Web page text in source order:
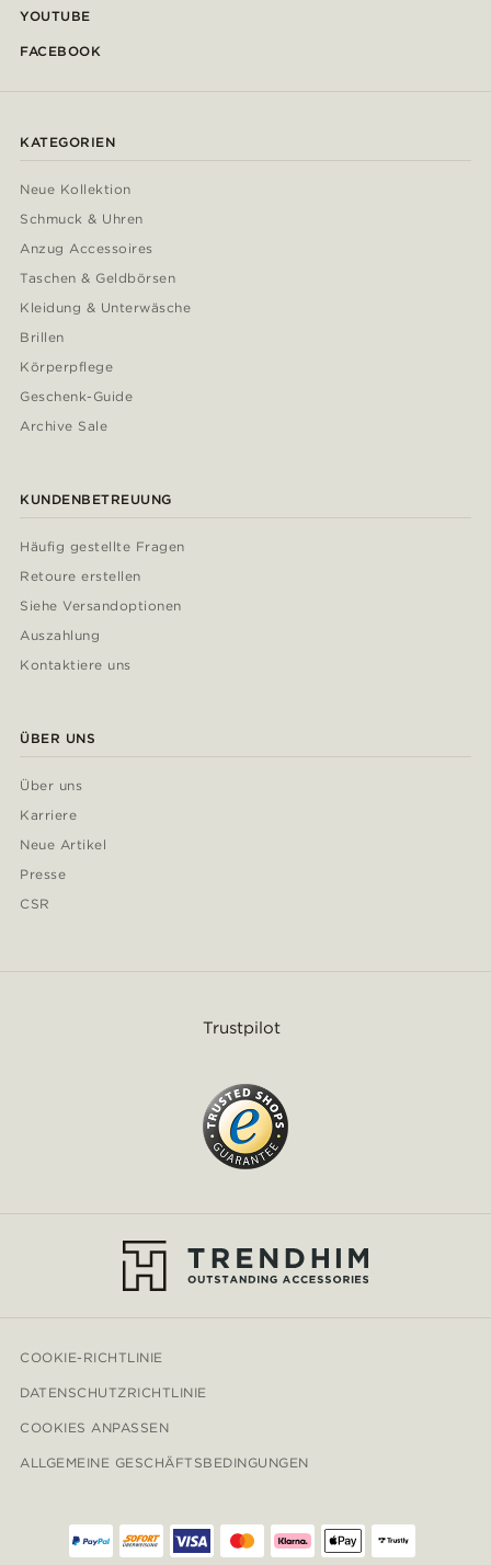
YOUTUBE
FACEBOOK
KATEGORIEN
Neue Kollektion
Schmuck & Uhren
Anzug Accessoires
Taschen & Geldbörsen
Kleidung & Unterwäsche
Brillen
Körperpflege
Geschenk-Guide
Archive Sale
KUNDENBETREUUNG
Häufig gestellte Fragen
Retoure erstellen
Siehe Versandoptionen
Auszahlung
Kontaktiere uns
ÜBER UNS
Über uns
Karriere
Neue Artikel
Presse
CSR
Trustpilot
COOKIE-RICHTLINIE
DATENSCHUTZRICHTLINIE
COOKIES ANPASSEN
ALLGEMEINE GESCHÄFTSBEDINGUNGEN